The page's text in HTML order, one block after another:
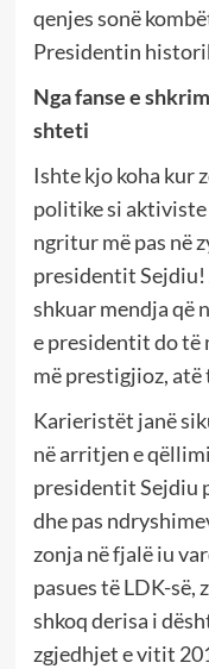
qenjes sonë
Presidentin
Nga fanse e
shteti
Ishte kjo koha kur
politike si aktiviste
ngritur më pas në
presidentit Sejdiu!
shkuar mendja që
e presidentit do të
më prestigjioz,
Karieristët janë
në arritjen e
presidentit Sejdiu
dhe pas
zonja në fjalë iu
pasues të LDK-së,
shkoq derisa i
zgjedhjet e vitit